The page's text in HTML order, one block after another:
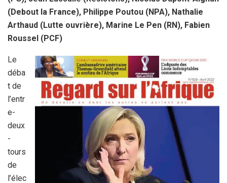
(Debout la France), Philippe Poutou (NPA), Nathalie
Arthaud (Lutte ouvrière), Marine Le Pen (RN), Fabien
Roussel (PCF)
Le
déba
t de
l’entr
e-
deux
-
tours
de
l’élec